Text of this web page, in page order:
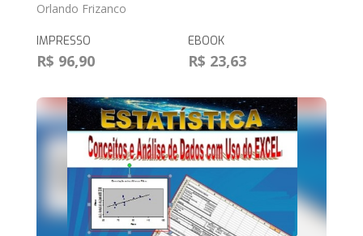
Orlando Frizanco
IMPRESSO
R$ 96,90
EBOOK
R$ 23,63